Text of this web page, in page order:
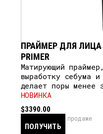
ПРАЙМЕР ДЛЯ ЛИЦА
PRIMER
Матирующий праймер, контролирует
выработку себума
делает поры менее
НОВИНКА
$3390.00
ПОЛУЧИТЬ
скоро в продаже